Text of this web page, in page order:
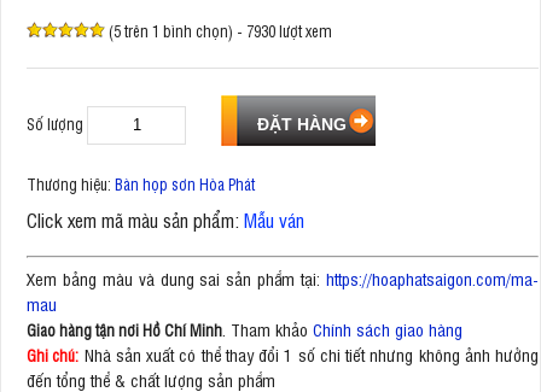
(5 trên 1 bình chọn) - 7930 lượt xem
Số lượng
Thương hiệu: Bàn họp sơn Hòa Phát
Click xem mã màu sản phẩm: Mẫu ván
Xem bảng màu và dung sai sản phẩm tại: https://hoaphatsaigon.com/ma-
mau
Giao hàng tận nơi Hồ Chí Minh . Tham khảo Chính sách giao hàng
Ghi chú: Nhà sản xuất có thể thay đổi 1 số chi tiết nhưng không ảnh hưởng
đến tổng thể & chất lượng sản phẩm